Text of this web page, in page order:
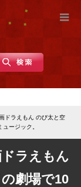
ドラえもん のび太と空
ージック。
ラえもん
劇場で10